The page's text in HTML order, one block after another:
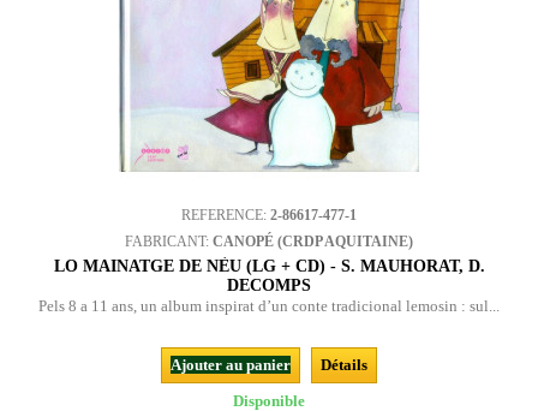
REFERENCE: 2-86617-477-1
FABRICANT: CANOPÉ (CRDP AQUITAINE)
LO MAINATGE DE NÈU (LG + CD) - S. MAUHORAT, D.
DECOMPS
Pels 8 a 11 ans, un album inspirat d’un conte tradicional lemosin : sul...
Ajouter au panier
Détails
Disponible